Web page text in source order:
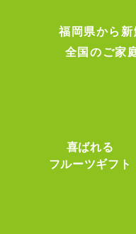
福岡県から
全国のご家
喜ばれる
フルーツギフト